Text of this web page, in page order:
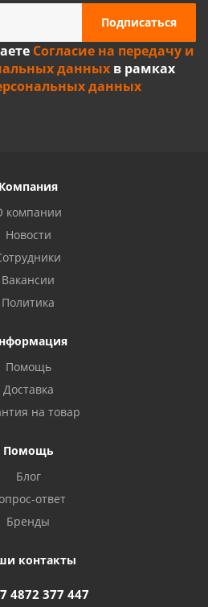
Согласие на передачу и
данныхв рамках
данных
Компания
компании
Новости
Вакансии
Политика
Помощь
Доставка
на товар
Помощь
Блог
ответ
Бренды
контакты
4872 377 447